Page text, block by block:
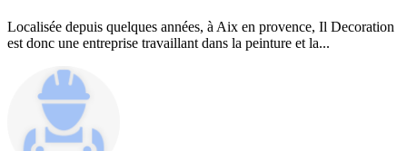
Localisée depuis quelques années, à Aix en provence, Il Decoration
est donc une entreprise travaillant dans la peinture et la...